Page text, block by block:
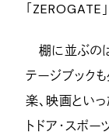
「ZEROGATE
棚に並ぶの
テージブックも
楽、映画とい
トドア・スポ